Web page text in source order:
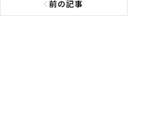
前の記事
前の記事へ